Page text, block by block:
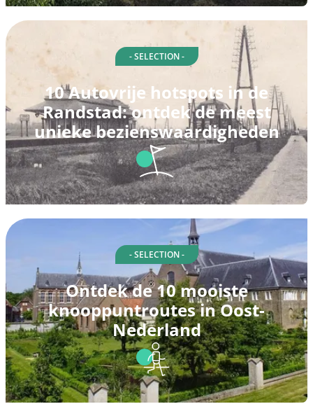
- SELECTION -
10 Autovrije hotspots in de
Randstad: ontdek de meest
unieke bezienswaardigheden
- SELECTION -
Ontdek de 10 mooiste
knooppuntroutes in Oost-
Nederland